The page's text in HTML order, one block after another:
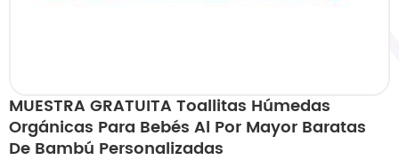
MUESTRA GRATUITA Toallitas Húmedas
Orgánicas Para Bebés Al Por Mayor Baratas
De Bambú Personalizadas